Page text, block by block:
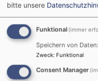
Faitradetown Nürnberg
Bluepingu
Eine-Welt-Netzwerk
Weltladen Dachverband
bitte unsere
Funktional (immer
Speichern von
Zweck: Funktional
Consent Manager